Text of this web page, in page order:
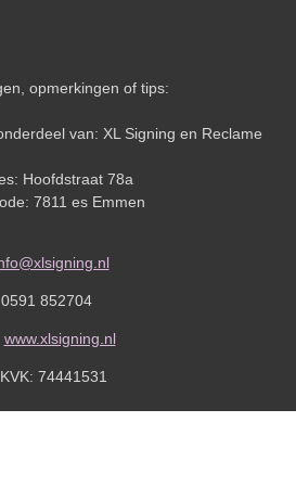
opmerkingen of tips:
van: XL Signing en Reclame
Hoofdstraat 78a
7811 es Emmen
0591 852704
www.xlsigning.nl
KVK: 74441531